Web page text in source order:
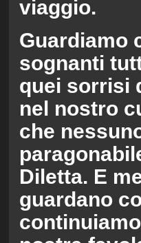
viaggio.
Guardiamo
sognanti
quei sorrisi
nel nostro
che
Diletta. E
guardano